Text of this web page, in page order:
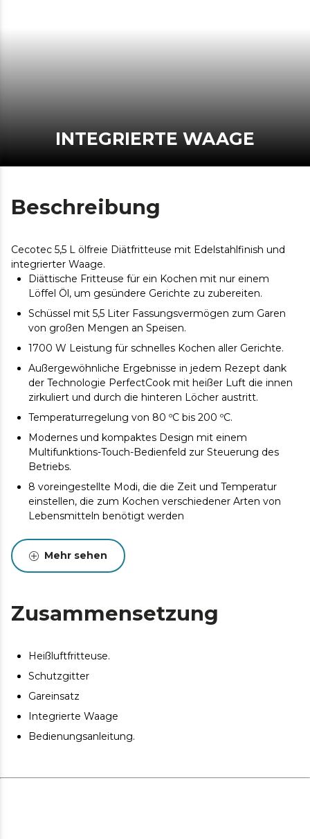
INTEGRIERTE WAAGE
Beschreibung
Cecotec 5,5 L ölfreie Diätfritteuse mit Edelstahlfinish und
integrierter Waage.
Diättische Fritteuse für ein Kochen mit nur einem
Löffel Öl, um gesündere Gerichte zu zubereiten.
Schüssel mit 5,5 Liter Fassungsvermögen zum Garen
von großen Mengen an Speisen.
1700 W Leistung für schnelles Kochen aller Gerichte.
Außergewöhnliche Ergebnisse in jedem Rezept dank
der Technologie PerfectCook mit heißer Luft die innen
zirkuliert und durch die hinteren Löcher austritt.
Temperaturregelung von 80 ºC bis 200 ºC.
Modernes und kompaktes Design mit einem
Multifunktions-Touch-Bedienfeld zur Steuerung des
Betriebs.
8 voreingestellte Modi, die die Zeit und Temperatur
einstellen, die zum Kochen verschiedener Arten von
Lebensmitteln benötigt werden
Integrierte Waage auf der Oberseite zum Abwiegen
der Speisen und Erzielen des perfekten
Kochergebnisses.
Einstellbare Zeit von 0 bis zu 60 Minuten.
Betriebs.
Die Länge des Stromkabels beträgt 82,3 cm.
Mehr sehen
Zusammensetzung
Heißluftfritteuse.
Schutzgitter
Gareinsatz
Integrierte Waage
Bedienungsanleitung.